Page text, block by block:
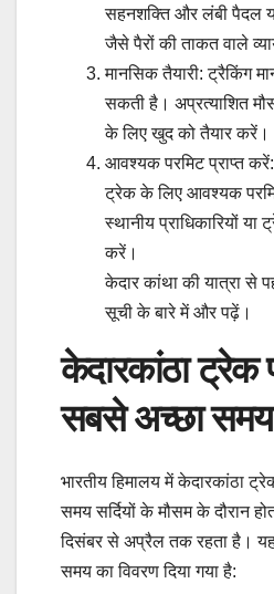
सहनशक्ति और लंबी पैदल
जैसे पैरों की ताकत वाले
मानसिक तैयारी: ट्रैकिंग
सकती है। अप्रत्याशित
के लिए खुद को तैयार करें।
आवश्यक परमिट प्राप्त
ट्रेक के लिए आवश्यक
स्थानीय प्राधिकारियों
करें।
केदार कांथा की यात्रा से
सूची के बारे में और पढ़ें।
केदारकांठा ट्रेक
सबसे अच्छा समय
भारतीय हिमालय में केदारकांठा
समय सर्दियों के मौसम के दौरान
दिसंबर से अप्रैल तक रहता है।
समय का विवरण दिया गया है: